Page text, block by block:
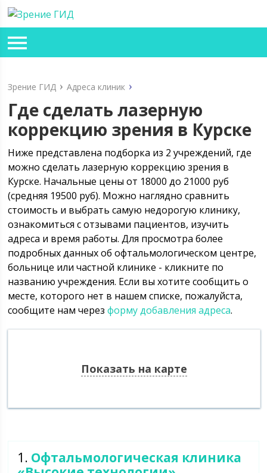
Зрение ГИД Адреса клиник
Где сделать лазерную
коррекцию зрения в Курске
Ниже представлена подборка из 2 учреждений, где
можно сделать лазерную коррекцию зрения в
Курске. Начальные цены от 18000 до 21000 руб
(средняя 19500 руб). Можно наглядно сравнить
стоимость и выбрать самую недорогую клинику,
ознакомиться с отзывами пациентов, изучить
адреса и время работы. Для просмотра более
подробных данных об офтальмологическом центре,
больнице или частной клинике - кликните по
названию учреждения. Если вы хотите сообщить о
месте, которого нет в нашем списке, пожалуйста,
сообщите нам черезформу добавления адреса.
Показать на карте
1. Офтальмологическая клиника